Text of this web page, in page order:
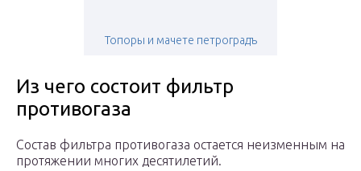
Топоры и мачете петроградъ
Из чего состоит фильтр
противогаза
Состав фильтра противогаза остается неизменным на
протяжении многих десятилетий.